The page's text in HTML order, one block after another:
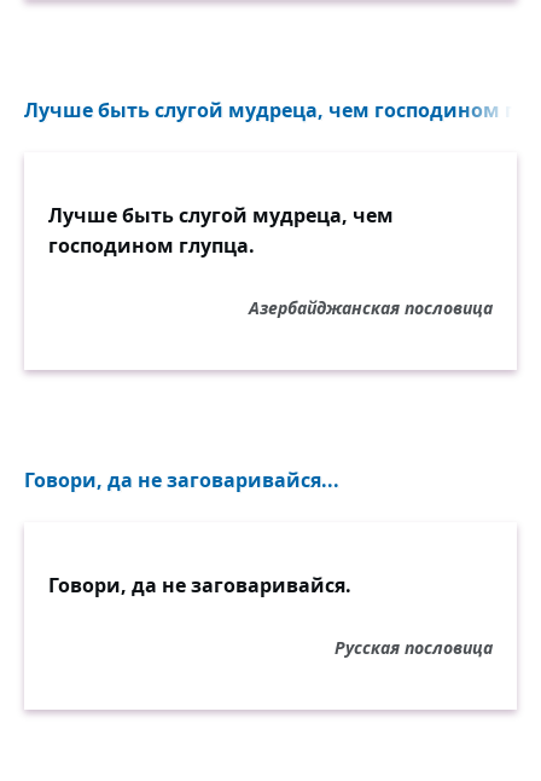
Лучше быть слугой мудреца, чем господином
Лучше быть слугой мудреца, чем
господином глупца.
Азербайджанская пословица
Говори, да не заговаривайся...
Говори, да не заговаривайся.
Русская пословица